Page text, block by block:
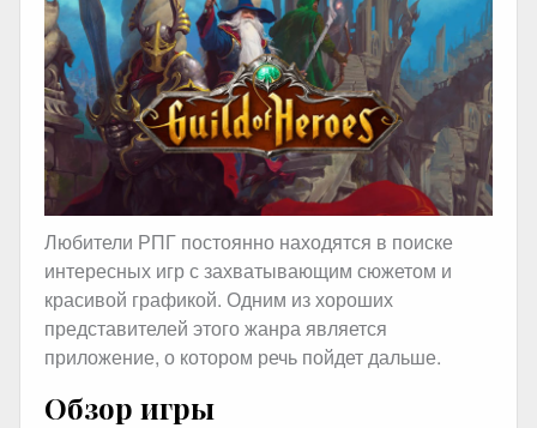
Любители РПГ постоянно находятся в поиске
интересных игр с захватывающим сюжетом и
красивой графикой. Одним из хороших
представителей этого жанра является
приложение, о котором речь пойдет дальше.
Обзор игры